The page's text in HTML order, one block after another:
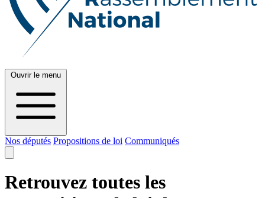
Ouvrir le menu
Nos députés Propositions de loi Communiqués
Retrouvez toutes les